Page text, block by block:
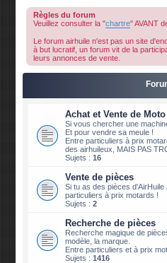
Règles du forum
Veuillez consulter la "chartre" AVANT
Le forum airhuile n'est pas un site
à but lucratif, un forum vit de la
leurs annonces de vente.
Achat et Vente de Moto
Si vous chercher une
Et pour vendre sa meule !
Entre particuliers à prix
des airhuileux, MAIS PAS
Sujets :16
Vente de pièces
Si tu as des pièces
particuliers à prix motards !
Sujets :2
Recherche de pièces
Recherche magique de
modèle, la marque.
Entre particuliers et à prix
Sujets :1416